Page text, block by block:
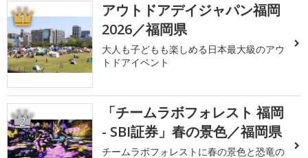
1
アウトドアデイジャパン福岡
2026／福岡県
大人も子どもも楽しめる日本最大級のアウ
トドアイベント
2
「チームラボフォレスト 福岡
- SBI証券」春の景色／福岡県
チームラボフォレストに春の景色と恐竜の